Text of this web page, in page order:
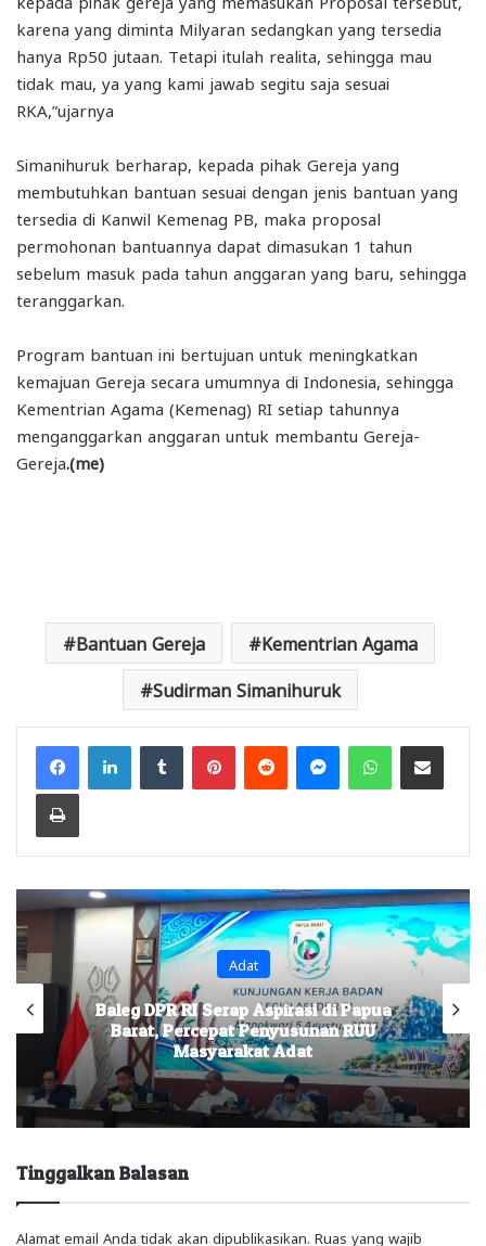
karena yang diminta Milyaran sedangkan yang tersedia
hanya Rp50 jutaan. Tetapi itulah realita, sehingga mau
tidak mau, ya yang kami jawab segitu saja sesuai
RKA,”ujarnya
Simanihuruk berharap, kepada pihak Gereja yang
membutuhkan bantuan sesuai dengan jenis bantuan yang
tersedia di Kanwil Kemenag PB, maka proposal
permohonan bantuannya dapat dimasukan 1 tahun
sebelum masuk pada tahun anggaran yang baru, sehingga
teranggarkan.
Program bantuan ini bertujuan untuk meningkatkan
kemajuan Gereja secara umumnya di Indonesia, sehingga
Kementrian Agama (Kemenag) RI setiap tahunnya
menganggarkan anggaran untuk membantu Gereja-
Gereja.(me)
Bantuan Gereja Kementrian Agama
Sudirman Simanihuruk
FacebookLinkedInTumblr PinterestReddit MessengerWhatsAppShare via Email
Print
Adat
Baleg DPR RI Serap Aspirasi di Papua
Barat, Percepat Penyusunan RUU
Masyarakat Adat
Tinggalkan Balasan
Alamat email Anda tidak akan dipublikasikan. Ruas yang wajib